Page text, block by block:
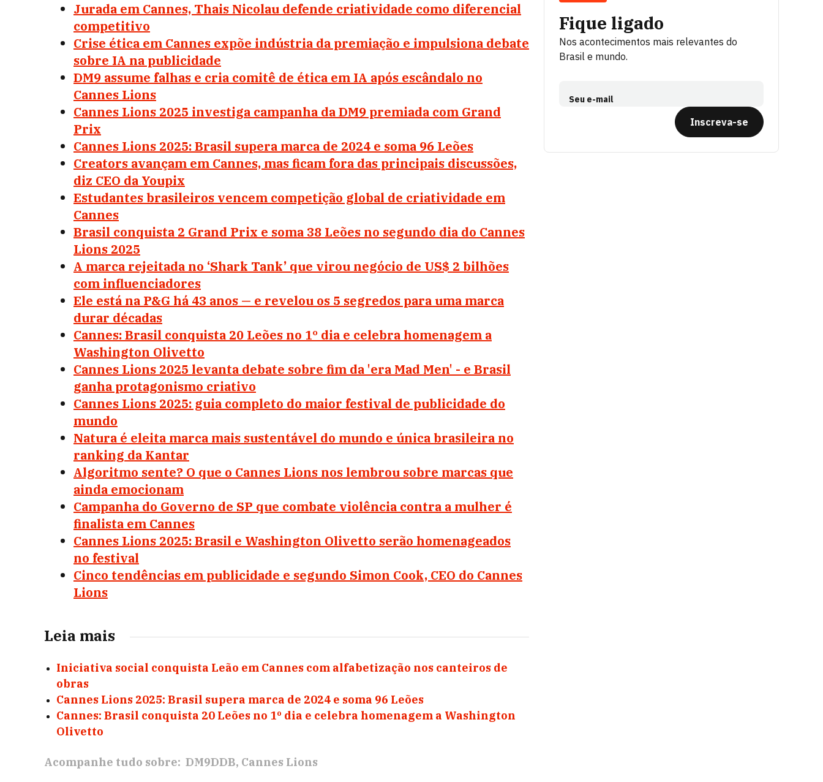
Jurada em Cannes, Thais Nicolau defende criatividade como diferencial
competitivo
Crise ética em Cannes expõe indústria da premiação e impulsiona debate
sobre IA na publicidade
DM9 assume falhas e cria comitê de ética em IA após escândalo no
Cannes Lions
Cannes Lions 2025 investiga campanha da DM9 premiada com Grand
Prix
Cannes Lions 2025: Brasil supera marca de 2024 e soma 96 Leões
Creators avançam em Cannes, mas ficam fora das principais discussões,
diz CEO da Youpix
Estudantes brasileiros vencem competição global de criatividade em
Cannes
Brasil conquista 2 Grand Prix e soma 38 Leões no segundo dia do Cannes
Lions 2025
A marca rejeitada no ‘Shark Tank’ que virou negócio de US$ 2 bilhões
com influenciadores
Ele está na P&G há 43 anos — e revelou os 5 segredos para uma marca
durar décadas
Cannes: Brasil conquista 20 Leões no 1º dia e celebra homenagem a
Washington Olivetto
Cannes Lions 2025 levanta debate sobre fim da 'era Mad Men' - e Brasil
ganha protagonismo criativo
Cannes Lions 2025: guia completo do maior festival de publicidade do
mundo
Natura é eleita marca mais sustentável do mundo e única brasileira no
ranking da Kantar
Algoritmo sente? O que o Cannes Lions nos lembrou sobre marcas que
ainda emocionam
Campanha do Governo de SP que combate violência contra a mulher é
finalista em Cannes
Cannes Lions 2025: Brasil e Washington Olivetto serão homenageados
no festival
Cinco tendências em publicidade e segundo Simon Cook, CEO do Cannes
Lions
Leia mais
Iniciativa social conquista Leão em Cannes com alfabetização nos canteiros de
obras
Cannes Lions 2025: Brasil supera marca de 2024 e soma 96 Leões
Cannes: Brasil conquista 20 Leões no 1º dia e celebra homenagem a Washington
Olivetto
Acompanhe tudo sobre: DM9DDB Cannes Lions
Fique ligado
Nos acontecimentos mais relevantes do
Brasil e mundo.
Seu e-mail
Inscreva-se